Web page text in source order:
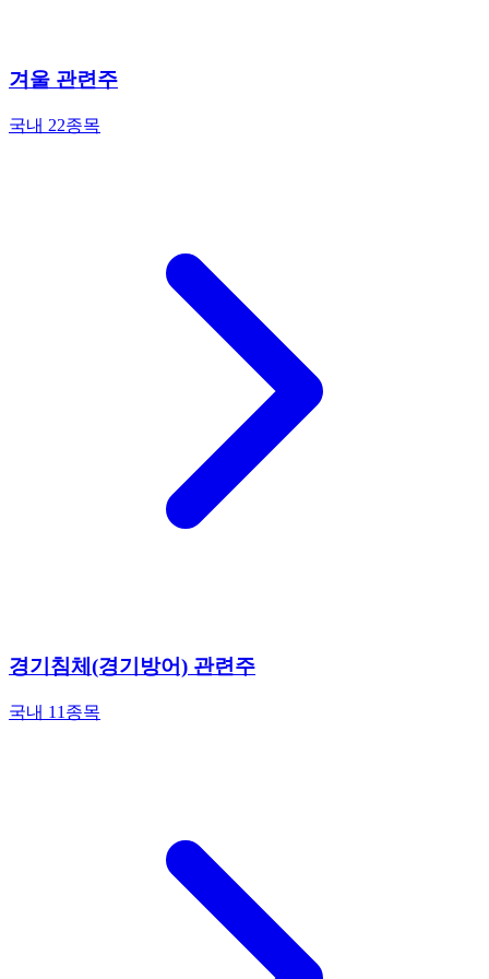
겨울 관련주
국내 22종목
경기침체(경기방어) 관련주
국내 11종목